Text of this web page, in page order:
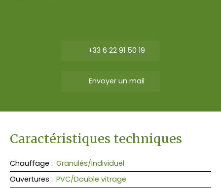
+33 6 22 91 50 19
Envoyer un mail
Caractéristiques techniques
Chauffage : Granulés/Individuel
Ouvertures : PVC/Double vitrage